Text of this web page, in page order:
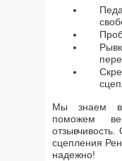
Мы знаем
поможем
сцепления
надежно!